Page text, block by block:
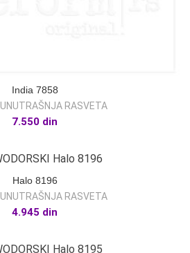
India 7858
UNUTRAŠNJA RASVETA
7.550 din
Halo 8196
UNUTRAŠNJA RASVETA
4.945 din